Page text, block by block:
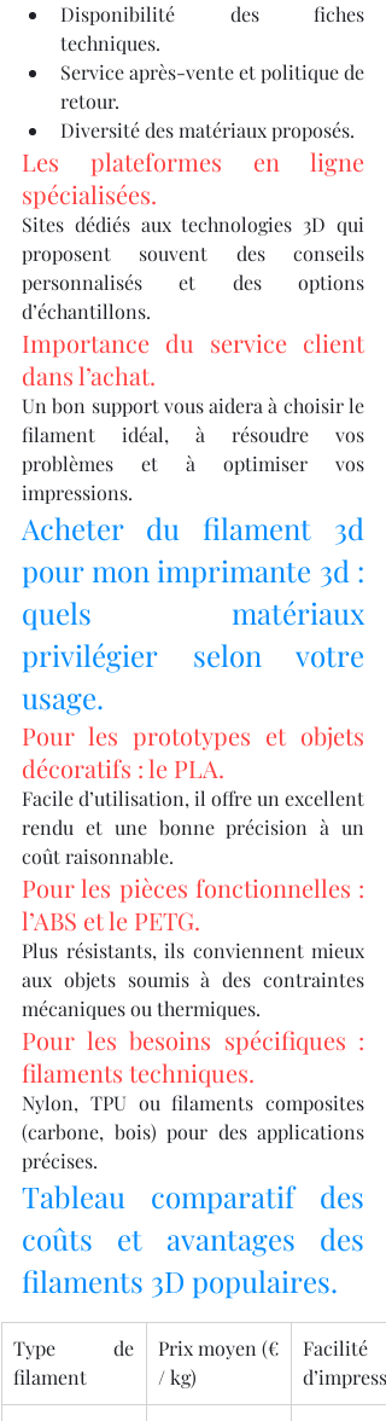
Disponibilité des fiches
techniques.
Service après-vente et politique de
retour.
Diversité des matériaux proposés.
Les plateformes en ligne
spécialisées.
Sites dédiés aux technologies 3D qui
proposent souvent des conseils
personnalisés et des options
d’échantillons.
Importance du service client
dans l’achat.
Un bon support vous aidera à choisir le
filament idéal, à résoudre vos
problèmes et à optimiser vos
impressions.
Acheter du filament 3d
pour mon imprimante 3d :
quels matériaux
privilégier selon votre
usage.
Pour les prototypes et objets
décoratifs : le PLA.
Facile d’utilisation, il offre un excellent
rendu et une bonne précision à un
coût raisonnable.
Pour les pièces fonctionnelles :
l’ABS et le PETG.
Plus résistants, ils conviennent mieux
aux objets soumis à des contraintes
mécaniques ou thermiques.
Pour les besoins spécifiques :
filaments techniques.
Nylon, TPU ou filaments composites
(carbone, bois) pour des applications
précises.
Tableau comparatif des
coûts et avantages des
filaments 3D populaires.
Type de
filament
Prix moyen (€
/ kg)
Facilité